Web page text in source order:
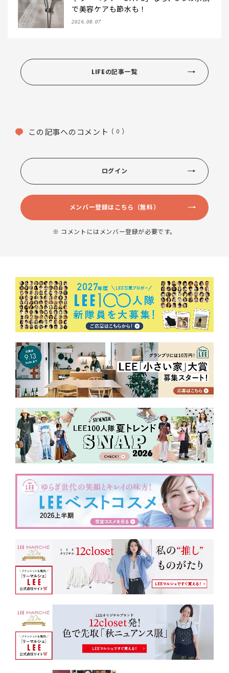
で美容ケアも節水も！
2026.08.07
LIFEの記事一覧
この記事へのコメント ( 0 )
ログイン
メンバー登録はこちら（無料）
※ コメントにはメンバー登録が必要です。